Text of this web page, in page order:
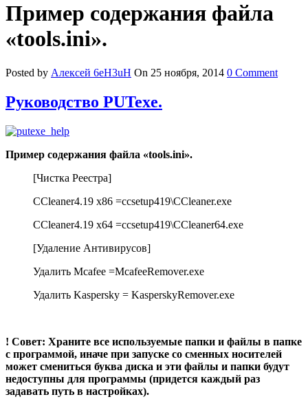
Пример содержания файла
«tools.ini».
Posted by Алексей 6eH3uH On 25 ноября, 2014 0 Comment
Руководство PUTexe.
Пример содержания файла «tools.ini».
[Чистка Реестра]
CCleaner4.19 x86 =ccsetup419\CCleaner.exe
CCleaner4.19 x64 =ccsetup419\CCleaner64.exe
[Удаление Антивирусов]
Удалить Mcafee =McafeeRemover.exe
Удалить Kaspersky = KasperskyRemover.exe
! Совет: Храните все используемые папки и файлы в папке
с программой, иначе при запуске со сменных носителей
может смениться буква диска и эти файлы и папки будут
недоступны для программы (придется каждый раз
задавать путь в настройках).